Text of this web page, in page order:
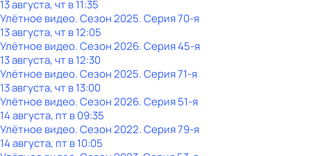
13 августа, чт в 11:35
Улётное видео. Сезон 2025. Серия 70-я
13 августа, чт в 12:05
Улётное видео. Сезон 2026. Серия 45-я
13 августа, чт в 12:30
Улётное видео. Сезон 2025. Серия 71-я
13 августа, чт в 13:00
Улётное видео. Сезон 2026. Серия 51-я
14 августа, пт в 09:35
Улётное видео. Сезон 2022. Серия 79-я
14 августа, пт в 10:05